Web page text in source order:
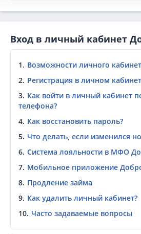
Вход в личный кабинет
Возможности личного
Регистрация в личном
Как войти в личный кабинет
телефона?
Как восстановить пароль?
Что делать, если изменился
Система лояльности в МФО
Мобильное приложение
Продление займа
Как удалить личный кабинет?
Часто задаваемые вопросы